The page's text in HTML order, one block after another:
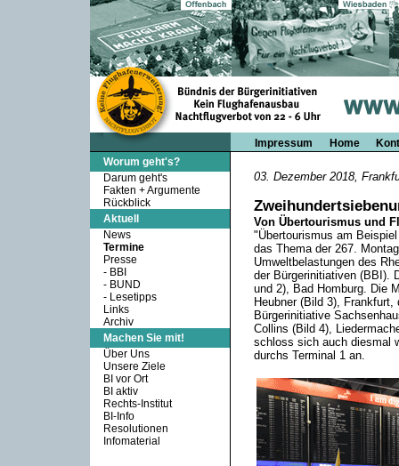
Impressum Home
Worum geht's?
Darum geht's
Fakten + Argumente
Rückblick
Aktuell
News
Termine
Presse
- BBI
- BUND
- Lesetipps
Links
Archiv
Machen Sie mit!
Über Uns
Unsere Ziele
BI vor Ort
BI aktiv
Rechts-Institut
BI-Info
Resolutionen
Infomaterial
03. Dezember 2018,
Von Übertourismus und
"Übertourismus am
das Thema der 267.
Umweltbelastungen des
der Bürgerinitiativen (BBI).
und 2), Bad Homburg. Die
Heubner (Bild 3),
Bürgerinitiative
Collins (Bild 4),
schloss sich auch diesmal
durchs Terminal 1 an.